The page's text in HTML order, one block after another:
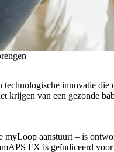
innovatie die
krijgen van een gezonde
myLoop aanstuurt – is
FX is geïndiceerd